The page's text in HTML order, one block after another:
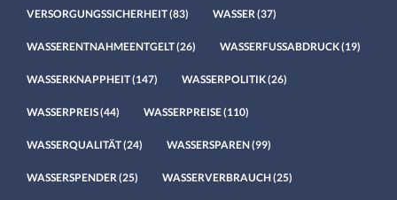
VERSORGUNGSSICHERHEIT(83) WASSER(37)
WASSERENTNAHMEENTGELT(26) WASSERFUSSABDRUCK(19)
WASSERKNAPPHEIT(147) WASSERPOLITIK(26)
WASSERPREIS(44) WASSERPREISE(110)
WASSERQUALITÄT(24) WASSERSPAREN(99)
WASSERSPENDER(25) WASSERVERBRAUCH(25)